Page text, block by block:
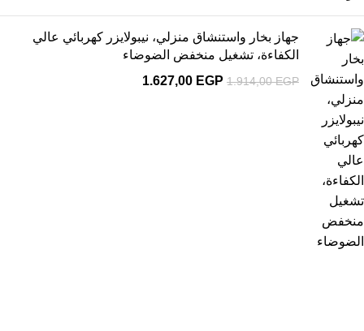
جهاز بخار واستنشاق منزلي، نيبولايزر كهربائي عالي
الكفاءة، تشغيل منخفض الضوضاء
1.914,00EGP
1.627,00 EGP